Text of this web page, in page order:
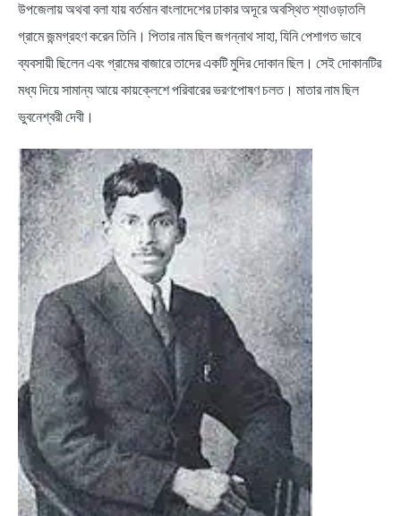
উপজেলায় অথবা বলা যায় বর্তমান বাংলাদেশের ঢাকার অদূরে অবস্থিত শ্যাওড়াতলি
গ্রামে জন্মগ্রহণ করেন তিনি। পিতার নাম ছিল জগন্নাথ সাহা, যিনি পেশাগত ভাবে
ব্যবসায়ী ছিলেন এবং গ্রামের বাজারে তাদের একটি মুদির দোকান ছিল। সেই দোকানটির
মধ্য দিয়ে সামান্য আয়ে কায়ক্লেশে পরিবারের ভরণপােষণ চলত। মাতার নাম ছিল
ভুবনেশ্বরী দেবী।